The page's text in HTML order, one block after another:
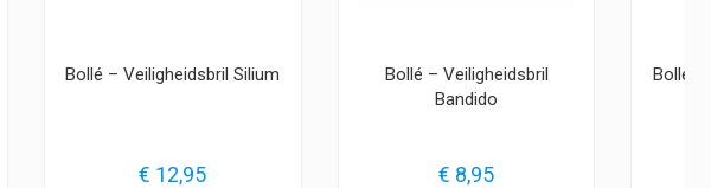
Bollé – Veiligheidsbril Silium
€ 12,95
Bollé – Veiligheidsbril
Bandido
€ 8,95
Bollé –